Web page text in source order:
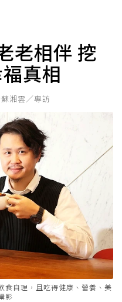
老相伴 挖
真相
湘雲／專訪
食自理，且吃得健康、營養、美
影